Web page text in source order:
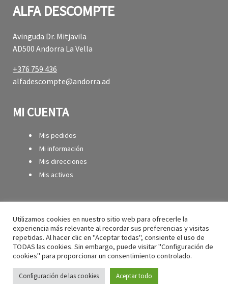
ALFA DESCOMPTE
Avinguda Dr. Mitjavila
AD500 Andorra La Vella
+376 759 436
alfadescompte@andorra.ad
MI CUENTA
Mis pedidos
Mi información
Mis direcciones
Mis activos
Contacte con
Pago seguro
Entrega
Volver
Utilizamos cookies en nuestro sitio web para ofrecerle la
experiencia más relevante al recordar sus preferencias y visitas
repetidas. Al hacer clic en "Aceptar todas", consiente el uso de
TODAS las cookies. Sin embargo, puede visitar "Configuración de
cookies" para proporcionar un consentimiento controlado.
Configuración de las cookies Aceptar todo